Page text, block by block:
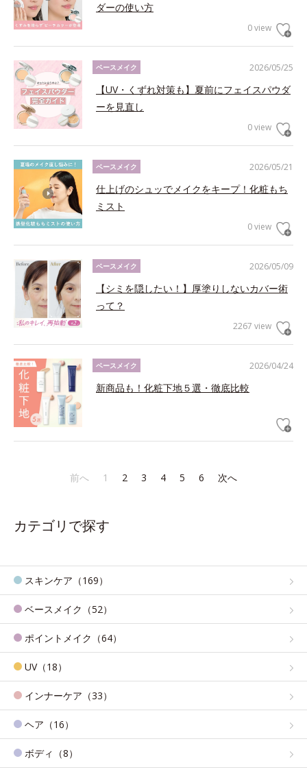
ダーの使い方
0 view
2026/05/25
ベースメイク
【UV・くずれ対策も】夏前にフェイスパウダ
ーを見直し
0 view
2026/05/21
ベースメイク
仕上げのシュッでメイクをキープ！化粧もち
ミスト
0 view
2026/05/09
ベースメイク
【シミを隠したい！】厚塗りしないカバー術
って？
2267 view
2026/04/24
ベースメイク
新商品も！化粧下地５選・徹底比較
前へ 1 2 3 4 5 6 次へ
カテゴリで探す
スキンケア（169）
ベースメイク（52）
ポイントメイク（64）
UV（18）
インナーケア（33）
ヘア（16）
ボディ（8）